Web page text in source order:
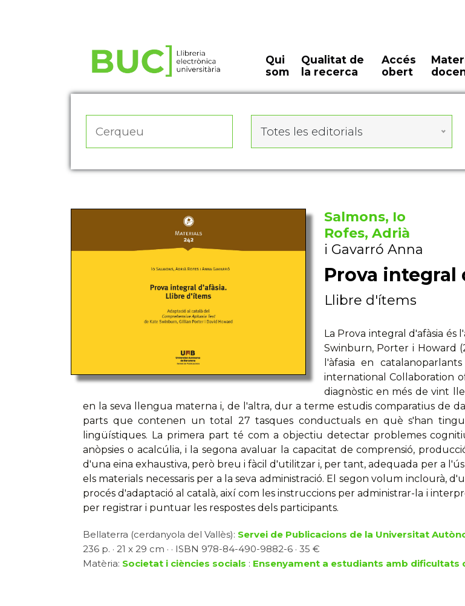
Qui
som
Qualitat de
la recerca
Accés
obert
Totes les editorials
Salmons, Io
Rofes, Adrià
i Gavarró Anna
Prova integral
Llibre d'ítems
La Prova integral d'afàsia és
Swinburn, Porter i Howard
l'àfasia en
international Collaboration
diagnòstic en més de vint
en la seva llengua materna i, de l'altra, dur a terme estudis comparatius de
parts que contenen un total 27 tasques conductuals en què s'han
lingüístiques. La primera part té com a objectiu detectar problemes
anòpsies o acalcúlia, i la segona avaluar la capacitat de comprensió,
d'una eina exhaustiva, però breu i fàcil d'utilitzar i, per tant, adequada per a
els materials necessaris per a la seva administració. El segon volum inclourà,
procés d'adaptació al català, així com les instruccions per administrar-la i
per registrar i puntuar les respostes dels participants.
Bellaterra (cerdanyola del Vallès): Servei de Publicacions de la Universitat
236 p. · 21 x 29 cm · · ISBN 978-84-490-9882-6 · 35 €
Matèria: Societat i ciències socials : Ensenyament a estudiants amb